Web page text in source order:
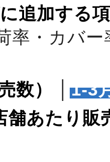
追加する
率・カバー
数）
1‐3
舗あたり販